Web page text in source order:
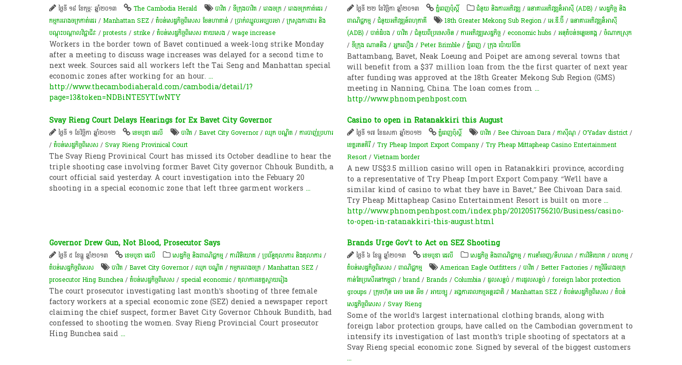
ថ្ងៃទី ១៨ ខែកុម្ភៈ ឆ្នាំ២០១៣ The Cambodia Herald បាវិត/ទីក្រុងបាវិត/រោងចក្រ/រោងចក្រកាត់ដេរ/
កម្មករ​រោងចក្រ​កាត់ដេរ​/Manhattan SEZ /តំបន់​សេដ្ឋកិច្ច​ពិសេស មែនហាតាន់ /ប្រាក់​ឈ្នួល​អប្បបរមា /ក្រសួងការងារ និង
បណ្តុះបណ្តាលវិជ្ជាជីវៈ /protests /strike/តំបន់​សេដ្ឋកិច្ច​ពិសេស តាយសេង /wage increase
Workers in the border town of Bavet continued a week-long strike Monday
after a meeting to discuss wage increases was delayed for a second time to
next week. Sources said all workers left the Tai Seng and Manhattan special
economic zones after working for an hour. ...
http://www.thecambodiaherald.com/cambodia/detail/1?
page=13&token=NDBiNTE5YTIwNTY
ថ្ងៃទី ២២ ខែវិច្ឆិកា ឆ្នាំ២០១៣ ភ្នំពេញប៉ុស្តិ៍ ជំនួយ និងការអភិវឌ្ឍ/ធនាគារអភិវឌ្ឍន៏អាស៊ី (ADB) /សេដ្ឋកិច្ច និង
ពាណិជ្ជកម្ម/ជំនួយអភិវឌ្ឍន៍ពហុភាគី 18th Greater Mekong Sub Region/អេ.ឌី.ប៊ី/ធនាគារអភិវឌ្ឍន៏អាស៊ី
(ADB) /បាត់ដំបង /បាវិត/ជំនួយពីប្រទេសចិន /ការ​អភិវឌ្ឍ​សេដ្ឋកិច្ច/ economic hubs /អនុតំបន់ទន្លេមេគង្គ /ចំណាកស្រុក
/ទីក្រុង ​ណា​ន​នី​ង /អ្នកលឿង /Peter Brimble/ភ្នំពេញ /ក្រុង ប៉ោយប៉ែត
Battambang, Bavet, Neak Loeung and Poipet are among several towns that
will benefit from a $37 million loan from the the first quarter of next year
after funding was approved at the 18th Greater Mekong Sub Region (GMS)
meeting in Nanning, China. The loan comes from...
http://www.phnompenhpost.com
Svay Rieng Court Delays Hearings for Ex Bavet City Governor
ថ្ងៃទី ១ ខែវិច្ឆិកា ឆ្នាំ២០១២ ខេមបូឌា ដេលី បាវិត/Bavet City Governor/ឈូក បណ្ឌិត/ការបាញ់ប្រហារ
/តំបន់សេដ្ឋកិច្ចពិសេស/Svay Rieng Provinical Court
The Svay Rieng Provinical Court has missed its October deadline to hear the
triple shooting case involving former Bavet City governor Chhouk Bundith, a
court official said yesterday. A court investigation into the Febuary 20
shooting in a special economic zone that left three garment workers ...
Casino to open in Ratanakkiri this August
ថ្ងៃទី ១៧ ខែឧសភា ឆ្នាំ២០១២ ភ្នំពេញប៉ុស្តិ៍ បាវិត/Bee Chivoan Dara/កាស៊ីណូ /O’Yadav district/
ខេត្តរតនគិរី/Try Pheap Import Export Company/Try Pheap Mittapheap Casino Entertainment
Resort/Vietnam border
A new US$3.5 million casino will open in Ratanakkiri province, according
to a representative of Try Pheap Import Export Company. “We’ll have a
similar kind of casino to what they have in Bavet,” Bee Chivoan Dara said.
Try Pheap Mittapheap Casino Entertainment Resort is built on more...
http://www.phnompenhpost.com/index.php/2012051756210/Business/casino-
to-open-in-ratanakkiri-this-august.html
Governor Drew Gun, Not Blood, Prosecutor Says
ថ្ងៃទី ៥ ខែធ្នូ ឆ្នាំ២០១៣ ខេមបូឌា ដេលី សេដ្ឋកិច្ច និងពាណិជ្ជកម្ម/ការវិនិយោគ/ប្រព័ន្ធតុលាការ និងតុលាការ/
តំបន់សេដ្ឋកិច្ចពិសេស
បាវិត/Bavet City Governor/ឈូក បណ្ឌិត/កម្មកររោងចក្រ/Manhattan SEZ /
prosecutor Hing Bunchea/តំបន់សេដ្ឋកិច្ចពិសេស/special economic/តុលាការខេត្តស្វាយរៀង
The court prosecutor investigating last month’s shooting of three female
factory workers at a special economic zone (SEZ) denied a newspaper report
claiming the chief suspect, former Bavet City Governor Chhouk Bundith, had
confessed to shooting the women. Svay Rieng Provincial Court prosecutor
Hing Bunchea said ...
Brands Urge Gov't to Act on SEZ Shooting
ថ្ងៃទី ៦ ខែធ្នូ ឆ្នាំ២០១៣ ខេមបូឌា ដេលី សេដ្ឋកិច្ច និងពាណិជ្ជកម្ម/ការនាំចេញ/នីហរណ /ការវិនិយោគ/ពល​កម្ម/
តំបន់សេដ្ឋកិច្ចពិសេស/ពាណិជ្ជកម្ម American Eagle Outfitters /បាវិត/Better Factories /កម្មវិធី​រោង​ចក្រ​
កាន់​តែ​ប្រសើរ​នៅ​កម្ពុជា /brand/Brands /Columbia/ដួល​សន្លប់​/ការ​ដួល​សន្លប់/foreign labor protection
groups /ក្រុមហ៊ុន អេច អេន អឹម/អាយឡូ/អង្គការពលកម្មអន្តរជាតិ/Manhattan SEZ /តំបន់សេដ្ឋកិច្ចពិសេស/តំបន់
សេដ្ឋកិច្ចពិសេស/Svay Rieng
Some of the world’s largest international clothing brands, along with
foreign labor protection groups, have called on the Cambodian government to
intensify its investigation of last month’s triple shooting of spectators at a
Svay Rieng special economic zone. Signed by several of the biggest customers
...